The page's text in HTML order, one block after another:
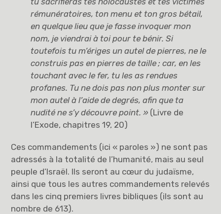
rémunératoires, ton menu et ton gros bétail,
en quelque lieu que je fasse invoquer mon
nom, je viendrai à toi pour te bénir. Si
toutefois tu m’ériges un autel de pierres, ne le
construis pas en pierres de taille ; car, en les
touchant avec le fer, tu les as rendues
profanes. Tu ne dois pas non plus monter sur
mon autel à l’aide de degrés, afin que ta
nudité ne s’y découvre point. » (Livre de
l’Exode, chapitres 19, 20)
Ces commandements (ici « paroles ») ne sont pas
adressés à la totalité de l’humanité, mais au seul
peuple d’Israël. Ils seront au cœur du judaïsme,
ainsi que tous les autres commandements relevés
dans les cinq premiers livres bibliques (ils sont au
nombre de 613).